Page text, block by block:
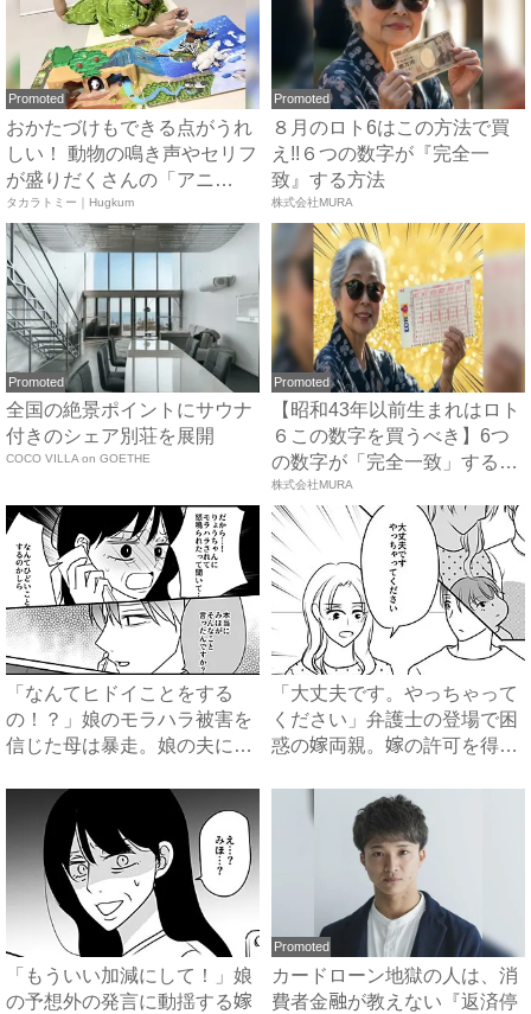
Promoted
おかたづけもできる点がうれ
しい！ 動物の鳴き声やセリフ
が盛りだくさんの「アニ
ア ...
タカラトミー｜Hugkum
Promoted
８月のロト6はこの方法で買
え!!６つの数字が『完全一
致』する方法
株式会社MURA
Promoted
全国の絶景ポイントにサウナ
付きのシェア別荘を展開
COCO VILLA on GOETHE
Promoted
【昭和43年以前生まれはロト
６この数字を買うべき】6つ
の数字が「完全一致」する
方...
株式会社MURA
「なんてヒドイことをする
の！？」娘のモラハラ被害を
信じた母は暴走。娘の夫に電
「大丈夫です。やっちゃって
ください」弁護士の登場で困
惑の嫁両親。嫁の許可を得た
「もういい加減にして！」娘
の予想外の発言に動揺する嫁
Promoted
カードローン地獄の人は、消
費者金融が教えない『返済停